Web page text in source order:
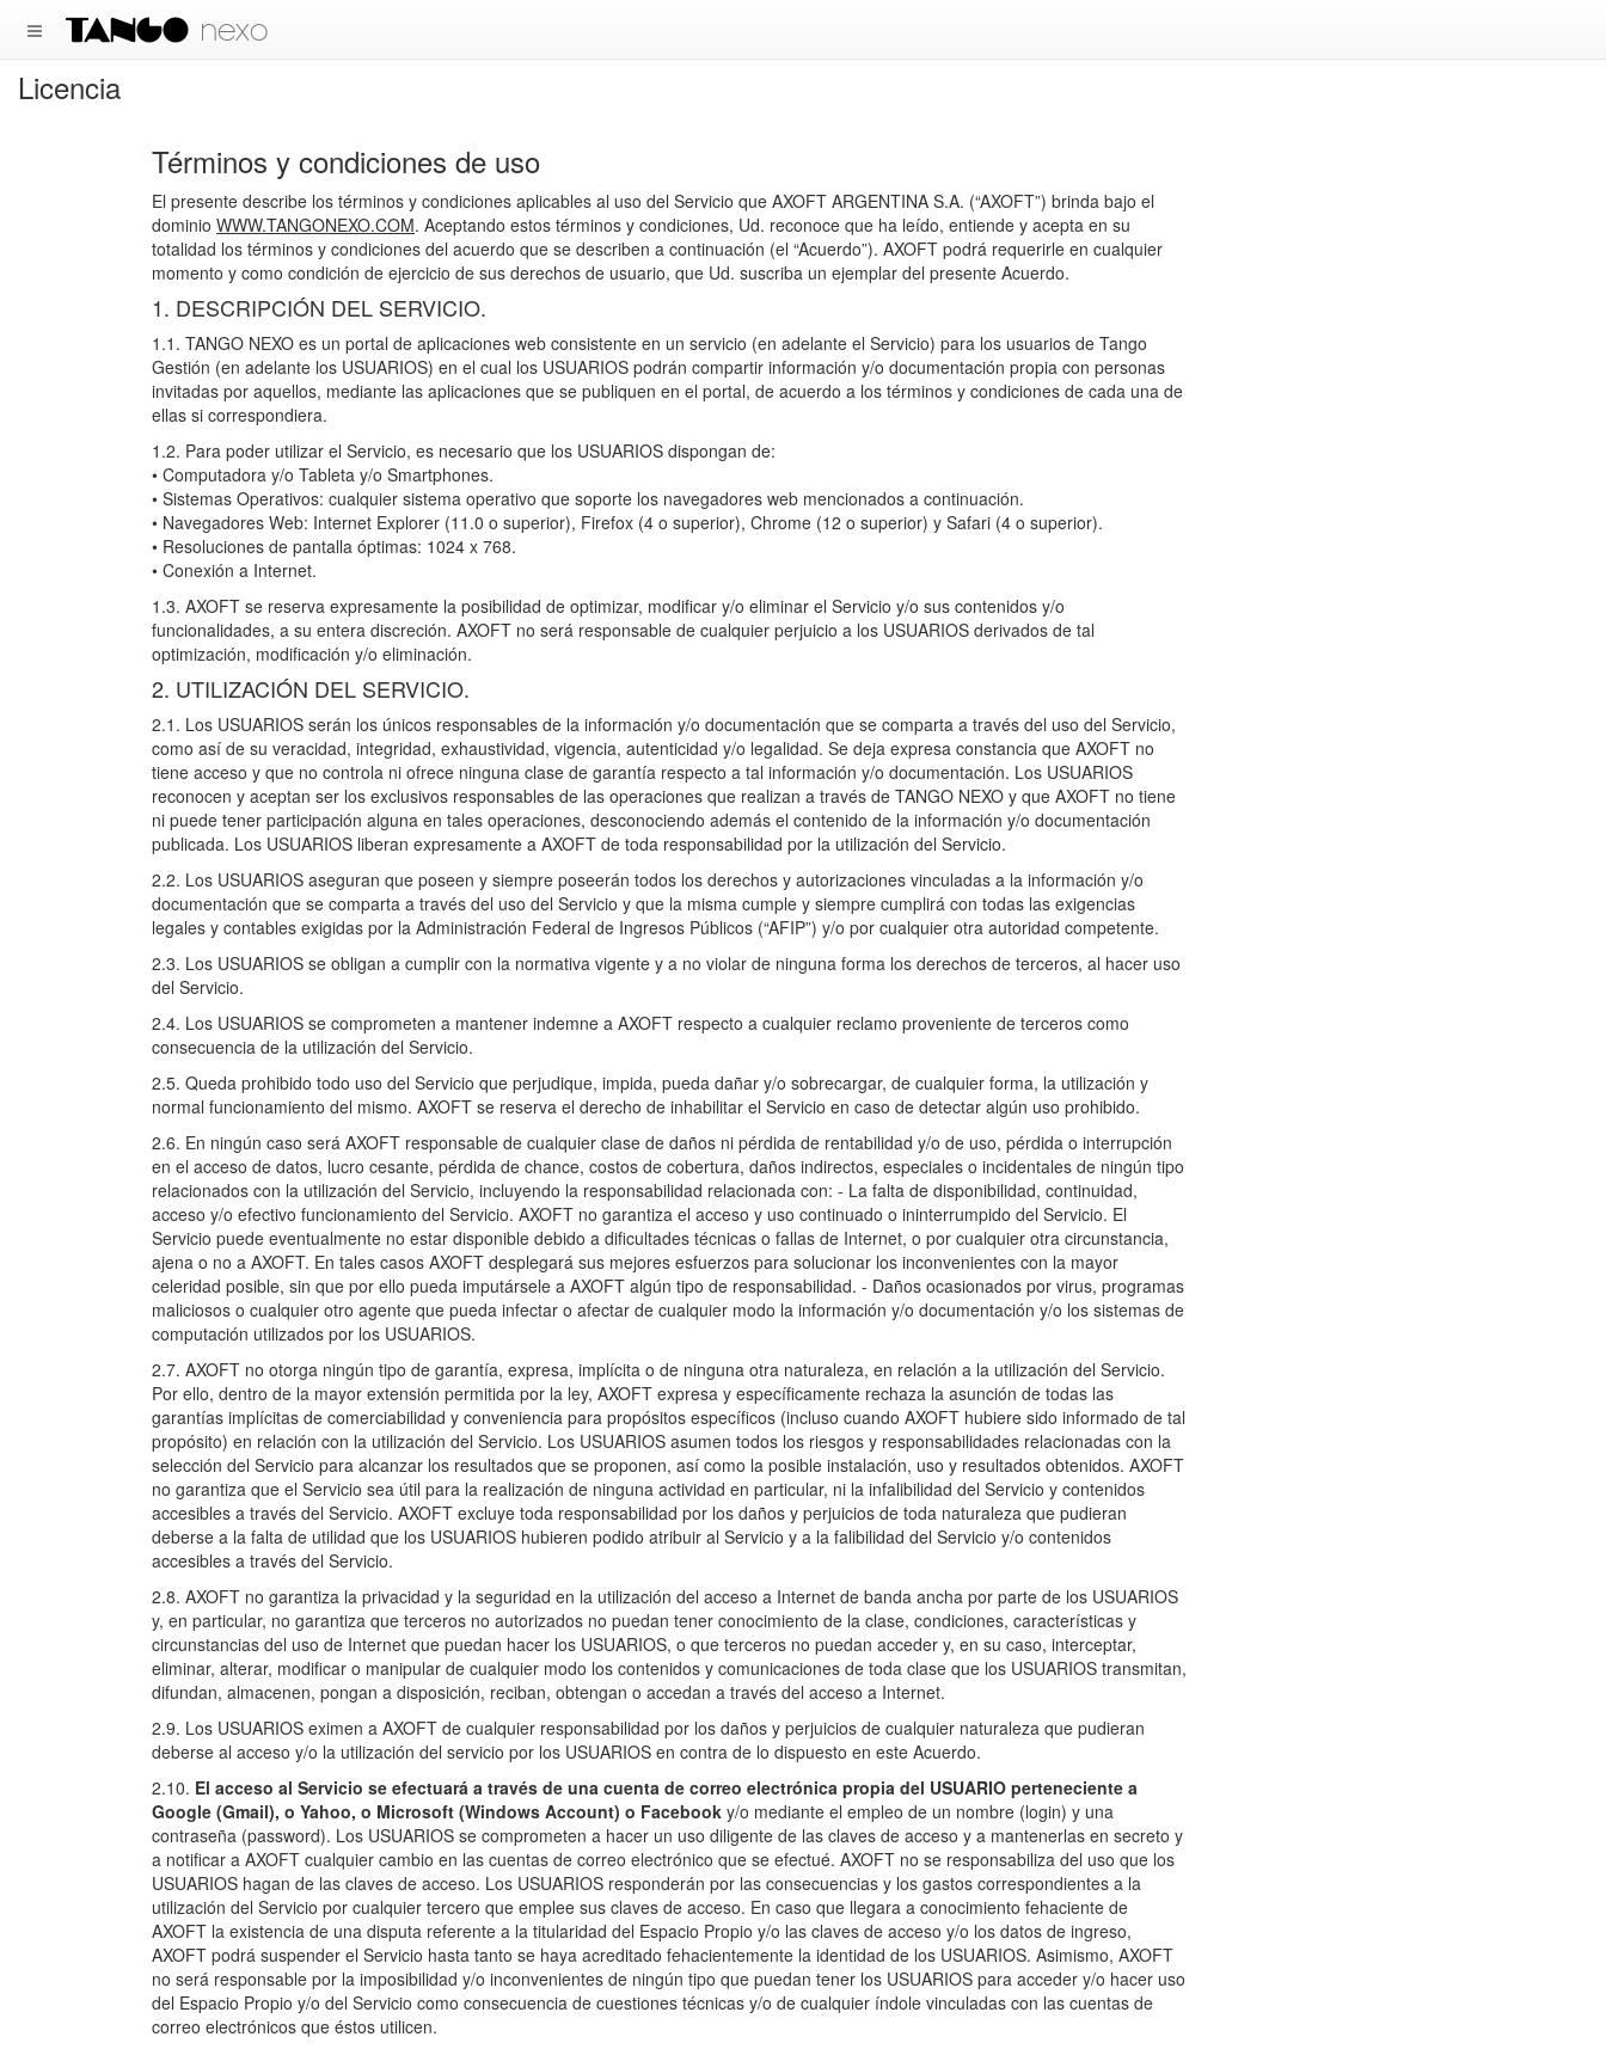
nexo
Licencia
Términos y condiciones de uso
El presente describe los términos y condiciones aplicables al uso del Servicio que AXOFT ARGENTINA S.A. (“AXOFT”) brinda bajo el
dominio WWW.TANGONEXO.COM. Aceptando estos términos y condiciones, Ud. reconoce que ha leído, entiende y acepta en su
totalidad los términos y condiciones del acuerdo que se describen a continuación (el “Acuerdo”). AXOFT podrá requerirle en cualquier
momento y como condición de ejercicio de sus derechos de usuario, que Ud. suscriba un ejemplar del presente Acuerdo.
1. DESCRIPCIÓN DEL SERVICIO.
1.1. TANGO NEXO es un portal de aplicaciones web consistente en un servicio (en adelante el Servicio) para los usuarios de Tango
Gestión (en adelante los USUARIOS) en el cual los USUARIOS podrán compartir información y/o documentación propia con personas
invitadas por aquellos, mediante las aplicaciones que se publiquen en el portal, de acuerdo a los términos y condiciones de cada una de
ellas si correspondiera.
1.2. Para poder utilizar el Servicio, es necesario que los USUARIOS dispongan de:
• Computadora y/o Tableta y/o Smartphones.
• Sistemas Operativos: cualquier sistema operativo que soporte los navegadores web mencionados a continuación.
• Navegadores Web: Internet Explorer (11.0 o superior), Firefox (4 o superior), Chrome (12 o superior) y Safari (4 o superior).
• Resoluciones de pantalla óptimas: 1024 x 768.
• Conexión a Internet.
1.3. AXOFT se reserva expresamente la posibilidad de optimizar, modificar y/o eliminar el Servicio y/o sus contenidos y/o
funcionalidades, a su entera discreción. AXOFT no será responsable de cualquier perjuicio a los USUARIOS derivados de tal
optimización, modificación y/o eliminación.
2. UTILIZACIÓN DEL SERVICIO.
2.1. Los USUARIOS serán los únicos responsables de la información y/o documentación que se comparta a través del uso del Servicio,
como así de su veracidad, integridad, exhaustividad, vigencia, autenticidad y/o legalidad. Se deja expresa constancia que AXOFT no
tiene acceso y que no controla ni ofrece ninguna clase de garantía respecto a tal información y/o documentación. Los USUARIOS
reconocen y aceptan ser los exclusivos responsables de las operaciones que realizan a través de TANGO NEXO y que AXOFT no tiene
ni puede tener participación alguna en tales operaciones, desconociendo además el contenido de la información y/o documentación
publicada. Los USUARIOS liberan expresamente a AXOFT de toda responsabilidad por la utilización del Servicio.
2.2. Los USUARIOS aseguran que poseen y siempre poseerán todos los derechos y autorizaciones vinculadas a la información y/o
documentación que se comparta a través del uso del Servicio y que la misma cumple y siempre cumplirá con todas las exigencias
legales y contables exigidas por la Administración Federal de Ingresos Públicos (“AFIP”) y/o por cualquier otra autoridad competente.
2.3. Los USUARIOS se obligan a cumplir con la normativa vigente y a no violar de ninguna forma los derechos de terceros, al hacer uso
del Servicio.
2.4. Los USUARIOS se comprometen a mantener indemne a AXOFT respecto a cualquier reclamo proveniente de terceros como
consecuencia de la utilización del Servicio.
2.5. Queda prohibido todo uso del Servicio que perjudique, impida, pueda dañar y/o sobrecargar, de cualquier forma, la utilización y
normal funcionamiento del mismo. AXOFT se reserva el derecho de inhabilitar el Servicio en caso de detectar algún uso prohibido.
2.6. En ningún caso será AXOFT responsable de cualquier clase de daños ni pérdida de rentabilidad y/o de uso, pérdida o interrupción
en el acceso de datos, lucro cesante, pérdida de chance, costos de cobertura, daños indirectos, especiales o incidentales de ningún tipo
relacionados con la utilización del Servicio, incluyendo la responsabilidad relacionada con: - La falta de disponibilidad, continuidad,
acceso y/o efectivo funcionamiento del Servicio. AXOFT no garantiza el acceso y uso continuado o ininterrumpido del Servicio. El
Servicio puede eventualmente no estar disponible debido a dificultades técnicas o fallas de Internet, o por cualquier otra circunstancia,
ajena o no a AXOFT. En tales casos AXOFT desplegará sus mejores esfuerzos para solucionar los inconvenientes con la mayor
celeridad posible, sin que por ello pueda imputársele a AXOFT algún tipo de responsabilidad. - Daños ocasionados por virus, programas
maliciosos o cualquier otro agente que pueda infectar o afectar de cualquier modo la información y/o documentación y/o los sistemas de
computación utilizados por los USUARIOS.
2.7. AXOFT no otorga ningún tipo de garantía, expresa, implícita o de ninguna otra naturaleza, en relación a la utilización del Servicio.
Por ello, dentro de la mayor extensión permitida por la ley, AXOFT expresa y específicamente rechaza la asunción de todas las
garantías implícitas de comerciabilidad y conveniencia para propósitos específicos (incluso cuando AXOFT hubiere sido informado de tal
propósito) en relación con la utilización del Servicio. Los USUARIOS asumen todos los riesgos y responsabilidades relacionadas con la
selección del Servicio para alcanzar los resultados que se proponen, así como la posible instalación, uso y resultados obtenidos. AXOFT
no garantiza que el Servicio sea útil para la realización de ninguna actividad en particular, ni la infalibilidad del Servicio y contenidos
accesibles a través del Servicio. AXOFT excluye toda responsabilidad por los daños y perjuicios de toda naturaleza que pudieran
deberse a la falta de utilidad que los USUARIOS hubieren podido atribuir al Servicio y a la falibilidad del Servicio y/o contenidos
accesibles a través del Servicio.
2.8. AXOFT no garantiza la privacidad y la seguridad en la utilización del acceso a Internet de banda ancha por parte de los USUARIOS
y, en particular, no garantiza que terceros no autorizados no puedan tener conocimiento de la clase, condiciones, características y
circunstancias del uso de Internet que puedan hacer los USUARIOS, o que terceros no puedan acceder y, en su caso, interceptar,
eliminar, alterar, modificar o manipular de cualquier modo los contenidos y comunicaciones de toda clase que los USUARIOS transmitan,
difundan, almacenen, pongan a disposición, reciban, obtengan o accedan a través del acceso a Internet.
2.9. Los USUARIOS eximen a AXOFT de cualquier responsabilidad por los daños y perjuicios de cualquier naturaleza que pudieran
deberse al acceso y/o la utilización del servicio por los USUARIOS en contra de lo dispuesto en este Acuerdo.
2.10. El acceso al Servicio se efectuará a través de una cuenta de correo electrónica propia del USUARIO perteneciente a
Google (Gmail), o Yahoo, o Microsoft (Windows Account) o Facebook y/o mediante el empleo de un nombre (login) y una
contraseña (password). Los USUARIOS se comprometen a hacer un uso diligente de las claves de acceso y a mantenerlas en secreto y
a notificar a AXOFT cualquier cambio en las cuentas de correo electrónico que se efectué. AXOFT no se responsabiliza del uso que los
USUARIOS hagan de las claves de acceso. Los USUARIOS responderán por las consecuencias y los gastos correspondientes a la
utilización del Servicio por cualquier tercero que emplee sus claves de acceso. En caso que llegara a conocimiento fehaciente de
AXOFT la existencia de una disputa referente a la titularidad del Espacio Propio y/o las claves de acceso y/o los datos de ingreso,
AXOFT podrá suspender el Servicio hasta tanto se haya acreditado fehacientemente la identidad de los USUARIOS. Asimismo, AXOFT
no será responsable por la imposibilidad y/o inconvenientes de ningún tipo que puedan tener los USUARIOS para acceder y/o hacer uso
del Espacio Propio y/o del Servicio como consecuencia de cuestiones técnicas y/o de cualquier índole vinculadas con las cuentas de
correo electrónicos que éstos utilicen.